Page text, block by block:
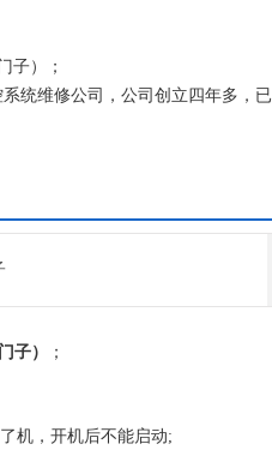
子）；
统维修公司，公司创立四年多，
子） ；
机，开机后不能启动;